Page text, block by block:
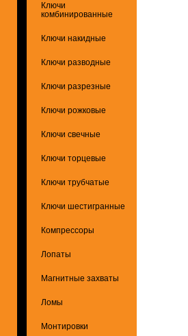
Ключи
комбинированные
Ключи накидные
Ключи разводные
Ключи разрезные
Ключи рожковые
Ключи свечные
Ключи торцевые
Ключи трубчатые
Ключи шестигранные
Компрессоры
Лопаты
Магнитные захваты
Ломы
Монтировки